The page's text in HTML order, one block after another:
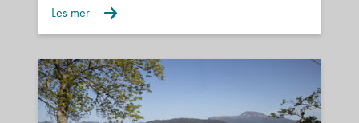
Ta gjerne kontakt med en av våre trivelige
selgere for en hyggelig bobilprat.
Les mer